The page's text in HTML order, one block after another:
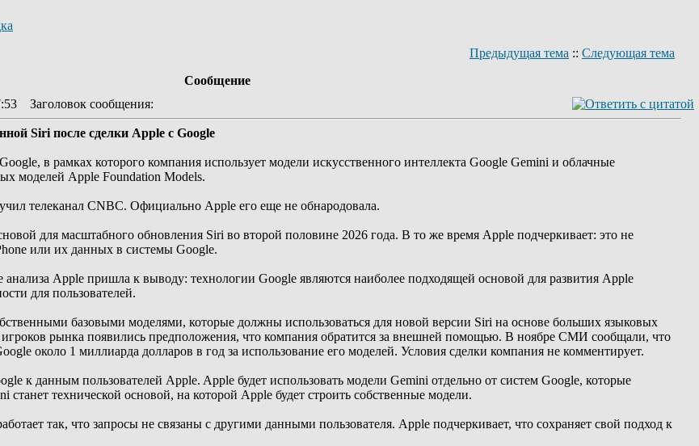
Предыдущая тема :: Следующая тема
Сообщение
Заголовок сообщения:
Siri после сделки Apple с Google
в рамках которого компания использует модели искусственного интеллекта Google Gemini и облачные
моделей Apple Foundation Models.
телеканал CNBC. Официально Apple его еще не обнародовала.
для масштабного обновления Siri во второй половине 2026 года. В то же время Apple подчеркивает: это не
или их данных в системы Google.
анализа Apple пришла к выводу: технологии Google являются наиболее подходящей основой для развития Apple
для пользователей.
базовыми моделями, которые должны использоваться для новой версии Siri на основе больших языковых
игроков рынка появились предположения, что компания обратится за внешней помощью. В ноябре СМИ сообщали, что
около 1 миллиарда долларов в год за использование его моделей. Условия сделки компания не комментирует.
к данным пользователей Apple. Apple будет использовать модели Gemini отдельно от систем Google, которые
технической основой, на которой Apple будет строить собственные модели.
так, что запросы не связаны с другими данными пользователя. Apple подчеркивает, что сохраняет свой подход к